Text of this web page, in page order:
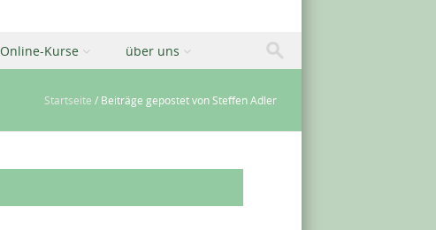
Online-Kurse über uns
Startseite / Beiträge gepostet von Steffen Adler